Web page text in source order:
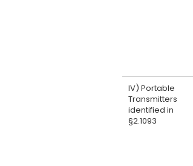
IV) Portable
Transmitters
identified in
§2.1093